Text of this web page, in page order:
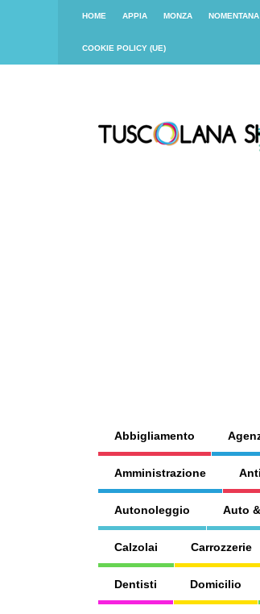
HOME APPIA MONZA NOMENTANA
COOKIE POLICY (UE)
Abbigliamento
Amministrazione
Autonoleggio Auto
Calzolai Carrozzerie
Dentisti Domicilio